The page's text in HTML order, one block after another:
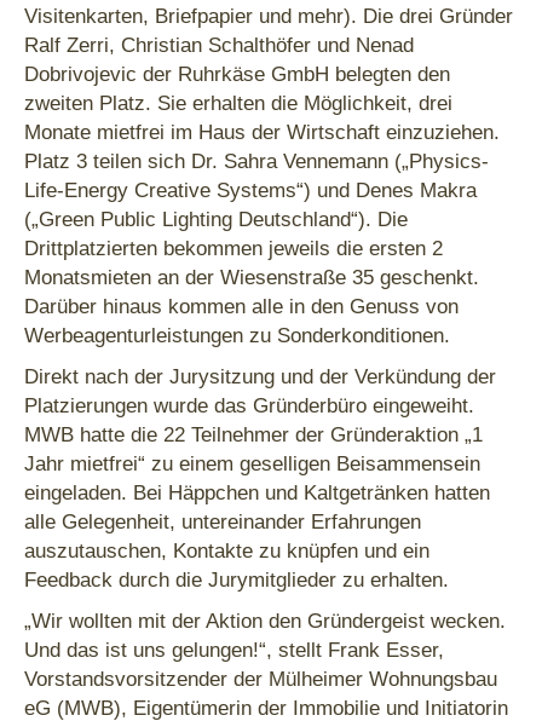
Visitenkarten, Briefpapier und mehr). Die drei Gründer
Ralf Zerri, Christian Schalthöfer und Nenad
Dobrivojevic der Ruhrkäse GmbH belegten den
zweiten Platz. Sie erhalten die Möglichkeit, drei
Monate mietfrei im Haus der Wirtschaft einzuziehen.
Platz 3 teilen sich Dr. Sahra Vennemann („Physics-
Life-Energy Creative Systems“) und Denes Makra
(„Green Public Lighting Deutschland“). Die
Drittplatzierten bekommen jeweils die ersten 2
Monatsmieten an der Wiesenstraße 35 geschenkt.
Darüber hinaus kommen alle in den Genuss von
Werbeagenturleistungen zu Sonderkonditionen.
Direkt nach der Jurysitzung und der Verkündung der
Platzierungen wurde das Gründerbüro eingeweiht.
MWB hatte die 22 Teilnehmer der Gründeraktion „1
Jahr mietfrei“ zu einem geselligen Beisammensein
eingeladen. Bei Häppchen und Kaltgetränken hatten
alle Gelegenheit, untereinander Erfahrungen
auszutauschen, Kontakte zu knüpfen und ein
Feedback durch die Jurymitglieder zu erhalten.
„Wir wollten mit der Aktion den Gründergeist wecken.
Und das ist uns gelungen!“, stellt Frank Esser,
Vorstandsvorsitzender der Mülheimer Wohnungsbau
eG (MWB), Eigentümerin der Immobilie und Initiatorin